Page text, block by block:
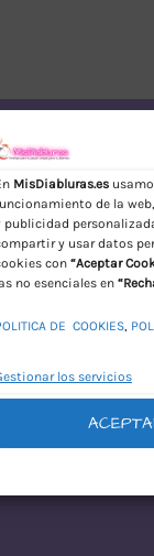
MisDiabluras.es
de la
publicidad
y usar datos
con “Aceptar
no esenciales en
DE COOKIES,
los servicios
con